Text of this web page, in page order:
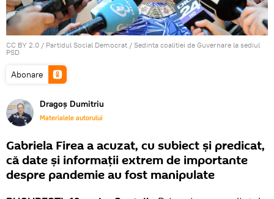
CC BY 2.0 / Partidul Social Democrat / Sedinta coalitiei de Guvernare la sediul
PSD
Abonare
Dragoș Dumitriu
Materialele autorului
Gabriela Firea a acuzat, cu subiect și predicat,
că date și informații extrem de importante
despre pandemie au fost manipulate